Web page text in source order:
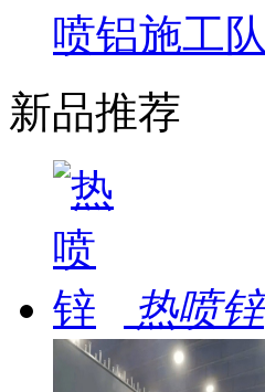
喷铝施工队
新品推荐
热喷锌